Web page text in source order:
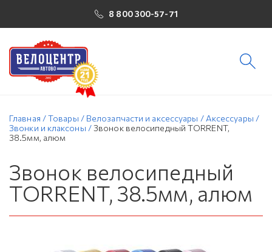
8 800 300-57-71
Главная /Товары / Велозапчасти и аксессуары / Аксессуары /
Звонки и клаксоны /Звонок велосипедный TORRENT,
38.5мм, алюм
Звонок велосипедный
TORRENT, 38.5мм, алюм